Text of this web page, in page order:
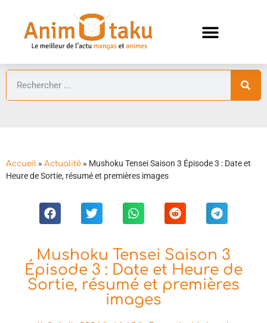
Accueil » Actualité » Mushoku Tensei Saison 3 Épisode 3 : Date et
Heure de Sortie, résumé et premières images
Mushoku Tensei Saison 3
Épisode 3 : Date et Heure de
Sortie, résumé et premières
images